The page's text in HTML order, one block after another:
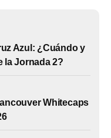
Azul: ¿Cuándo y
la Jornada 2?
Whitecaps